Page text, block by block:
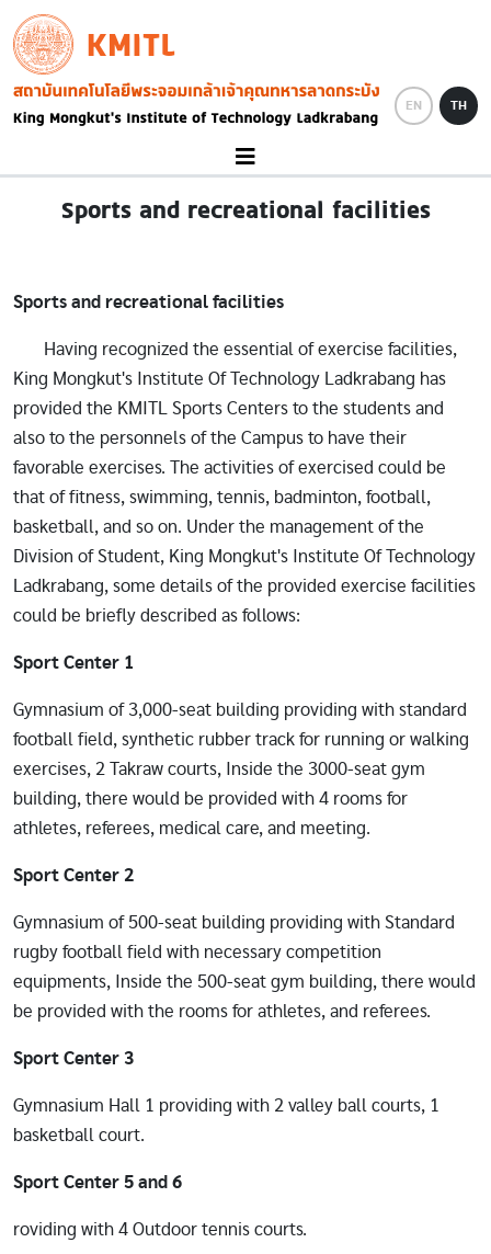
Skip to main content
KMITL
Image
EN TH
Sports and recreational facilities
Sports and recreational facilities
Having recognized the essential of exercise facilities,
King Mongkut's Institute Of Technology Ladkrabang has
provided the KMITL Sports Centers to the students and
also to the personnels of the Campus to have their
favorable exercises. The activities of exercised could be
that of fitness, swimming, tennis, badminton, football,
basketball, and so on. Under the management of the
Division of Student, King Mongkut's Institute Of Technology
Ladkrabang, some details of the provided exercise facilities
could be briefly described as follows:
Sport Center 1
Gymnasium of 3,000-seat building providing with standard
football field, synthetic rubber track for running or walking
exercises, 2 Takraw courts, Inside the 3000-seat gym
building, there would be provided with 4 rooms for
athletes, referees, medical care, and meeting.
Sport Center 2
Gymnasium of 500-seat building providing with Standard
rugby football field with necessary competition
equipments, Inside the 500-seat gym building, there would
be provided with the rooms for athletes, and referees.
Sport Center 3
Gymnasium Hall 1 providing with 2 valley ball courts, 1
basketball court.
Sport Center 5 and 6
roviding with 4 Outdoor tennis courts.